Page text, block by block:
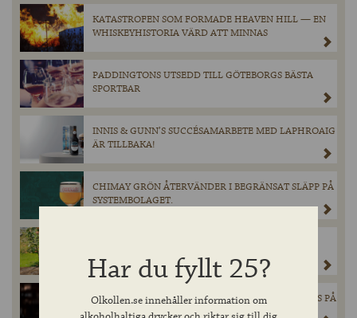
KATASTROFEN SOM FORMADE HEAVEN HILL — EN
WHISKEYHISTORIA VÄRD ATT MINNAS
PADDINGTONS UTSEDD TILL GÖTEBORGS BÄSTA
SPORTBAR
INNIS & GUNN’S SUCCÉSAMARBETE MED LAPHROAIG
ÄR TILLBAKA!
CHIMAY GRÖN ÅTERVÄNDER I BEGRÄNSAT SLÄPP PÅ
SYSTEMBOLAGET.
TILLFÄLLIGT BESÖK PÅ BURK I SYSTEMBOLAGETS
SORTIMENT DEN 28 MARS.
EXKLUSIV ÖL FRÅN SCHNEIDER WEISSE LANSERAS PÅ
SYSTEMBOLAGET – ENDAST 900 FLASKOR
Har du fyllt 25?
Olkollen.se innehåller information om